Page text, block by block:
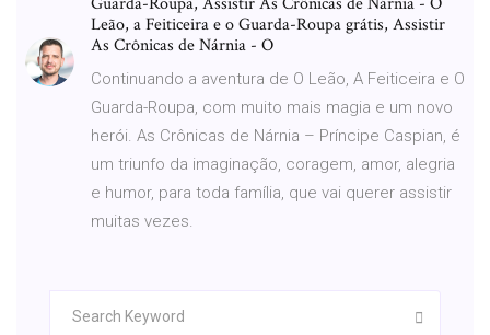
Leão, a Feiticeira e o Guarda-Roupa grátis, Assistir
As Crônicas de Nárnia - O
Continuando a aventura de O Leão, A Feiticeira e O
Guarda-Roupa, com muito mais magia e um novo
herói. As Crônicas de Nárnia – Príncipe Caspian, é
um triunfo da imaginação, coragem, amor, alegria
e humor, para toda família, que vai querer assistir
muitas vezes.